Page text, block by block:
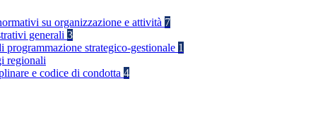
su organizzazione e attività 7
generali 3
programmazione strategico-gestionale 1
regionali
e codice di condotta 4